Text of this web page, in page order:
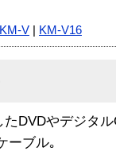
KM-V KM-V16
たDVDやデジタ
ーブル｡